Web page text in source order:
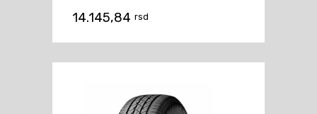
14.145,84 rsd